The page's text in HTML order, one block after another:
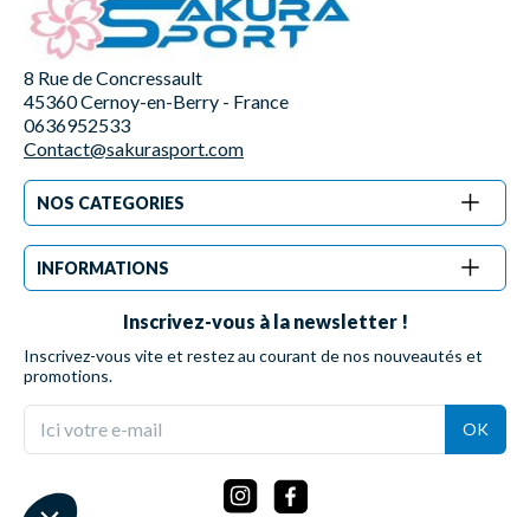
8 Rue de Concressault
45360 Cernoy-en-Berry - France
0636952533
Contact@sakurasport.com
NOS CATEGORIES
INFORMATIONS
Inscrivez-vous à la newsletter !
Inscrivez-vous vite et restez au courant de nos nouveautés et
promotions.